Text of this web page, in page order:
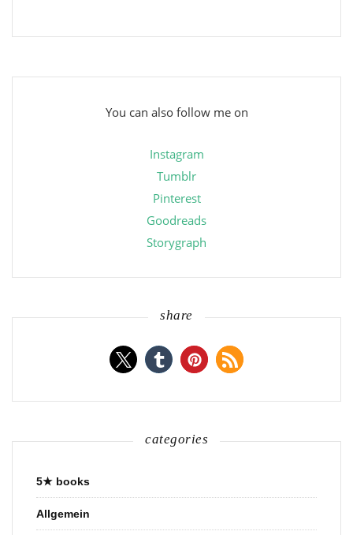
You can also follow me on
Instagram
Tumblr
Pinterest
Goodreads
Storygraph
share
categories
5★ books
Allgemein